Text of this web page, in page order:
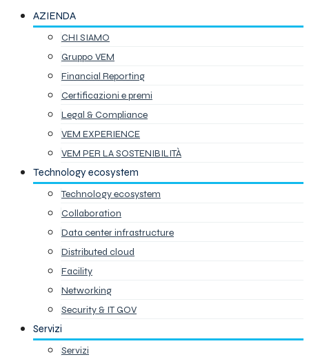
AZIENDA
CHI SIAMO
Gruppo VEM
Financial Reporting
Certificazioni e premi
Legal & Compliance
VEM EXPERIENCE
VEM PER LA SOSTENIBILITÀ
Technology ecosystem
Technology ecosystem
Collaboration
Data center infrastructure
Distributed cloud
Facility
Networking
Security & IT GOV
Servizi
Servizi